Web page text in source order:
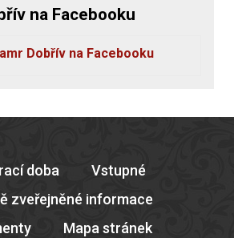
na Facebooku
Dobřív na Facebooku
doba
Vstupné
zveřejněné informace
Mapa stránek